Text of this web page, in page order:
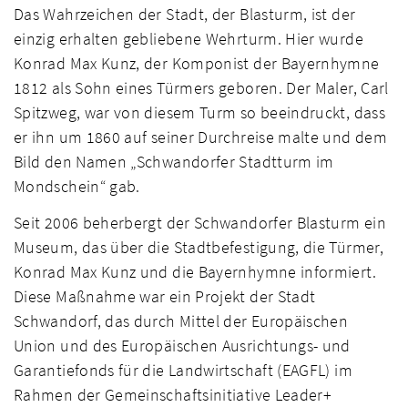
Das Wahrzeichen der Stadt, der Blasturm, ist der
einzig erhalten gebliebene Wehrturm. Hier wurde
Konrad Max Kunz, der Komponist der Bayernhymne
1812 als Sohn eines Türmers geboren. Der Maler, Carl
Spitzweg, war von diesem Turm so beeindruckt, dass
er ihn um 1860 auf seiner Durchreise malte und dem
Bild den Namen „Schwandorfer Stadtturm im
Mondschein“ gab.
Seit 2006 beherbergt der Schwandorfer Blasturm ein
Museum, das über die Stadtbefestigung, die Türmer,
Konrad Max Kunz und die Bayernhymne informiert.
Diese Maßnahme war ein Projekt der Stadt
Schwandorf, das durch Mittel der Europäischen
Union und des Europäischen Ausrichtungs- und
Garantiefonds für die Landwirtschaft (EAGFL) im
Rahmen der Gemeinschaftsinitiative Leader+